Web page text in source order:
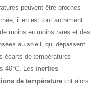
peuvent être proches
il en est tout autrement.
moins en moins rares et des
au soleil, qui dépassent
écarts de températures
40°C. Les inerties
de température ont alors